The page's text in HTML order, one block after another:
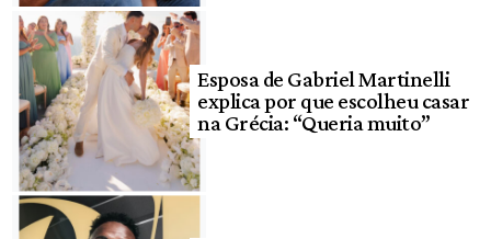
Esposa de Gabriel Martinelli
explica por que escolheu casar
na Grécia: “Queria muito”